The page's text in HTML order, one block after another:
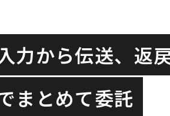
力から伝送、返
まとめて委託